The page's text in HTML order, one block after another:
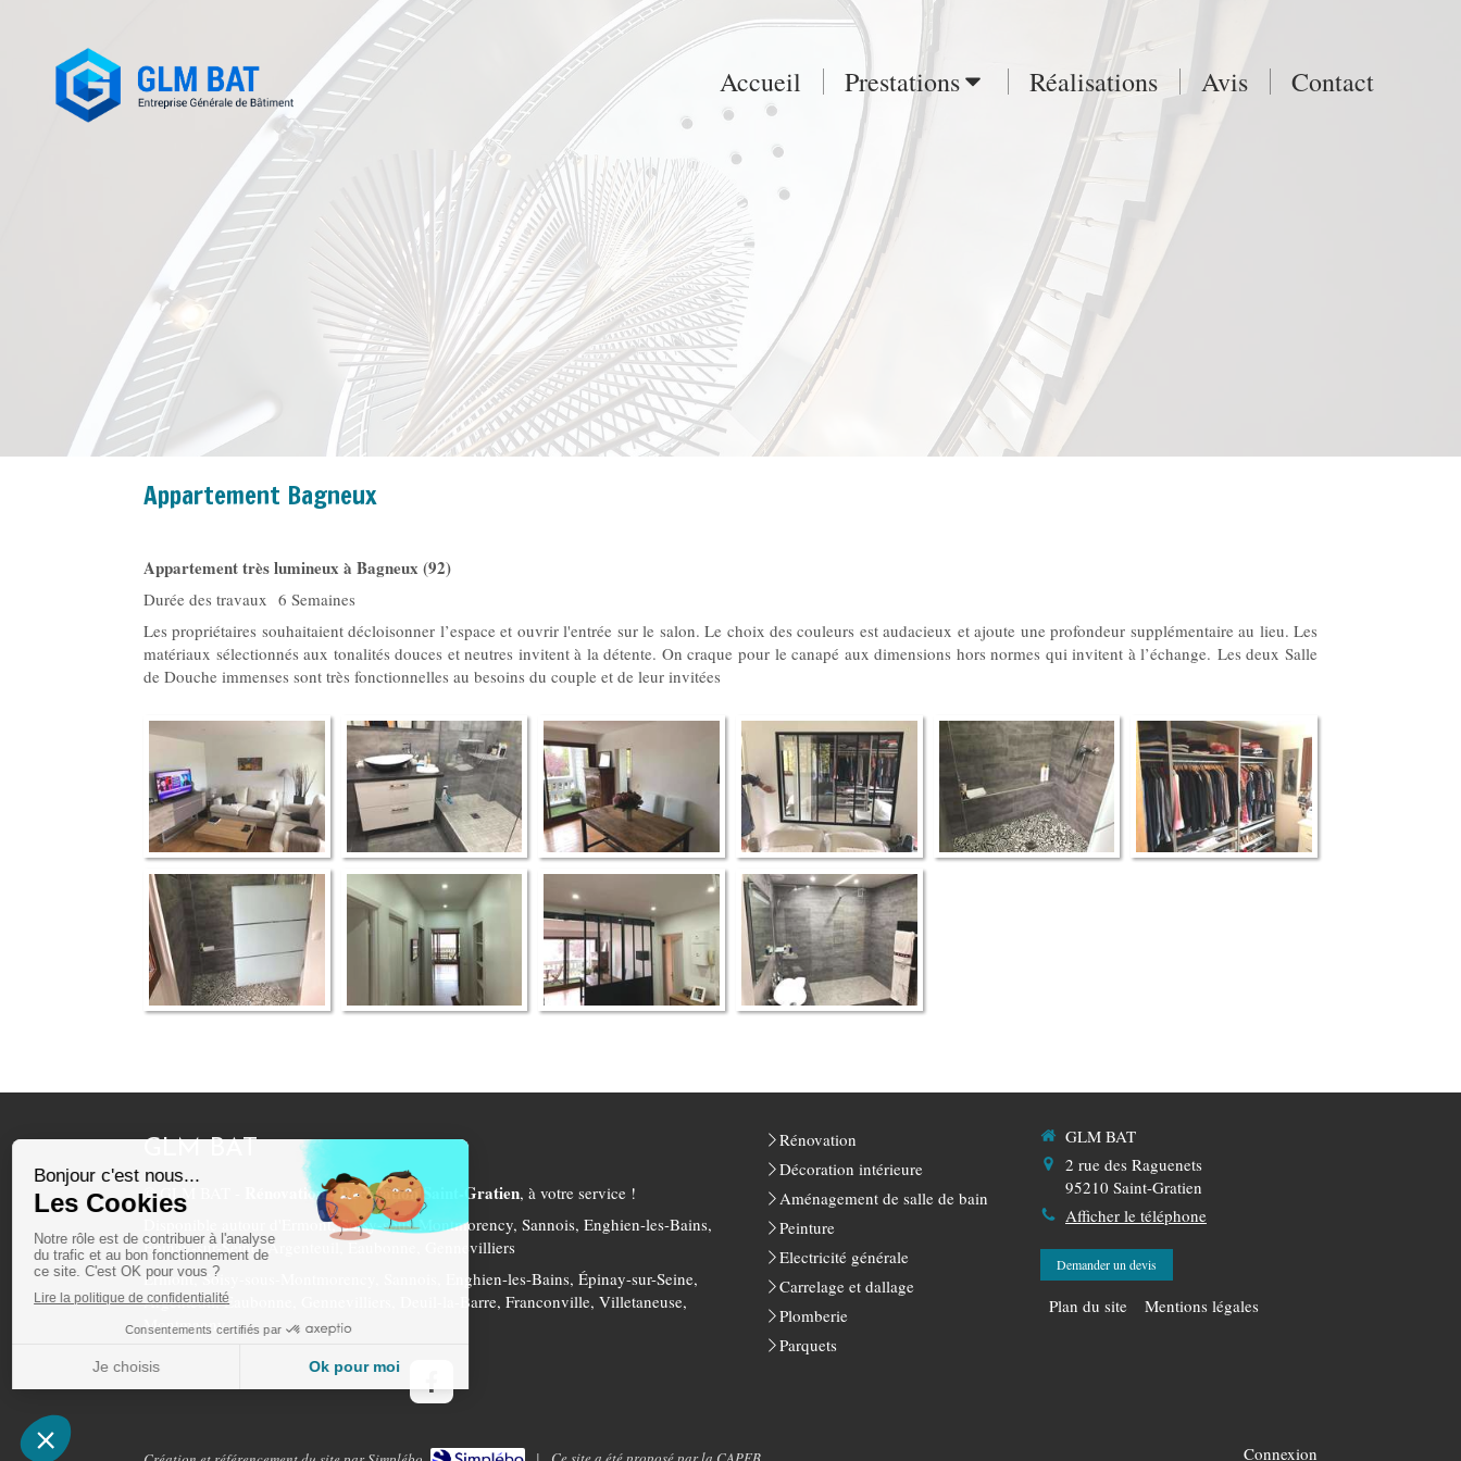
Accueil Prestations Réalisations Avis Contact
Appartement Bagneux
Appartement très lumineux à Bagneux (92)
Durée des travaux 6 Semaines
Les propriétaires souhaitaient décloisonner l’espace et ouvrir l'entrée sur le salon. Le choix des couleurs est audacieux et ajoute une profondeur supplémentaire au lieu. Les
matériaux sélectionnés aux tonalités douces et neutres invitent à la détente. On craque pour le canapé aux dimensions hors normes qui invitent à l’échange. Les deux Salle
de Douche immenses sont très fonctionnelles au besoins du couple et de leur invitées
© GLM BAT - Rénovation - Décoration Saint-Gratien, à votre service !
Disponible autour d'Ermont, Soisy-sous-Montmorency, Sannois, Enghien-les-Bains,
Épinay-sur-Seine, Argenteuil, Eaubonne, Gennevilliers
Ermont, Soisy-sous-Montmorency, Sannois, Enghien-les-Bains, Épinay-sur-Seine,
Argenteuil, Eaubonne, Gennevilliers, Deuil-la-Barre, Franconville, Villetaneuse,
Montmagny
Rénovation
Décoration intérieure
Aménagement de salle de bain
Peinture
Electricité générale
Carrelage et dallage
Plomberie
Parquets
GLM BAT
2 rue des Raguenets
95210 Saint-Gratien
Afficher le téléphone
Demander un devis
Plan du site Mentions légales
Connexion